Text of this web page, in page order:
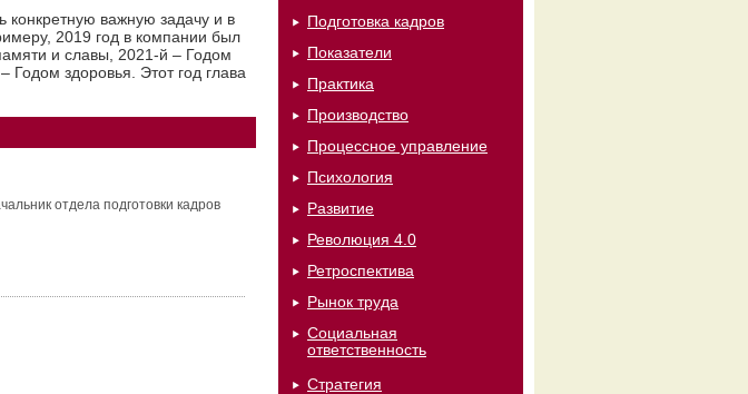
конкретную важную задачу и в
2019 год в компании был
и славы, 2021-й – Годом
Годом здоровья. Этот год глава
отдела подготовки кадров
Подготовка кадров
Показатели
Практика
Производство
Процессное управление
Психология
Развитие
Революция 4.0
Ретроспектива
Рынок труда
Социальная
ответственность
Стратегия